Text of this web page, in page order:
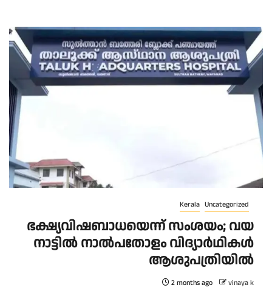
Kerala Uncategorized
ഭ​ക്ഷ്യ​വി​ഷ​ബാ​ധ​യെ​ന്ന് സം​ശ​യം; വ​യ​
നാ​ട്ടി​ൽ നാ​ൽ​പ​തോ​ളം വി​ദ്യാ​ർ​ഥി​ക​ൾ
ആ​ശു​പ​ത്രി​യി​ൽ
2 months ago vinaya k